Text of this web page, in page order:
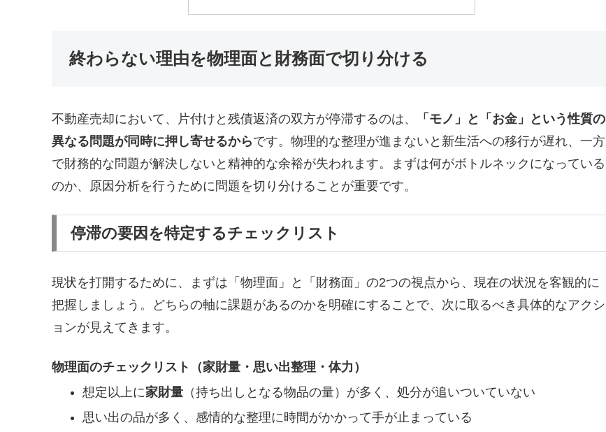
終わらない理由を物理面と財務面で切り分ける
不動産売却において、片付けと残債返済の双方が停滞するのは、
「モノ」と「お金」という性質の
異なる問題が同時に押し寄せるからです。物理的な整理が進まないと新生活への移行が遅れ、一方
で財務的な問題が解決しないと精神的な余裕が失われます。まずは何がボトルネックになっている
のか、原因分析を行うために問題を切り分けることが重要です。
停滞の要因を特定するチェックリスト
現状を打開するために、まずは「物理面」と「財務面」の2つの視点から、現在の状況を客観的に
把握しましょう。どちらの軸に課題があるのかを明確にすることで、次に取るべき具体的なアクシ
ョンが見えてきます。
物理面のチェックリスト（家財量・思い出整理・体力）
想定以上に家財量（持ち出しとなる物品の量）が多く、処分が追いついていない
思い出の品が多く、感情的な整理に時間がかかって手が止まっている